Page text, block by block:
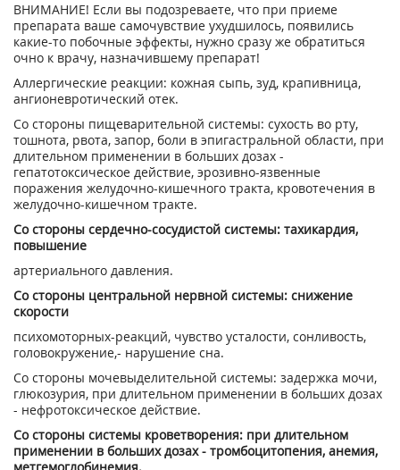
ВНИМАНИЕ! Если вы подозреваете, что при приеме
препарата ваше самочувствие ухудшилось, появились
какие-то побочные эффекты, нужно сразу же обратиться
очно к врачу, назначившему препарат!
Аллергические реакции: кожная сыпь, зуд, крапивница,
ангионевротический отек.
Со стороны пищеварительной системы: сухость во рту,
тошнота, рвота, запор, боли в эпигастральной области, при
длительном применении в больших дозах -
гепатотоксическое действие, эрозивно-язвенные
поражения желудочно-кишечного тракта, кровотечения в
желудочно-кишечном тракте.
Со стороны сердечно-сосудистой системы: тахикардия,
повышение
артериального давления.
Со стороны центральной нервной системы: снижение
скорости
психомоторных-реакций, чувство усталости, сонливость,
головокружение,- нарушение сна.
Со стороны мочевыделительной системы: задержка мочи,
глюкозурия, при длительном применении в больших дозах
- нефротоксическое действие.
Со стороны системы кроветворения: при длительном
применении в больших дозах - тромбоцитопения, анемия,